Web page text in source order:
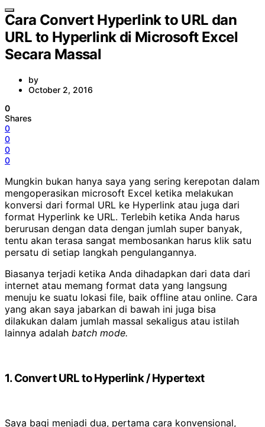
Cara Convert Hyperlink to URL dan
URL to Hyperlink di Microsoft Excel
Secara Massal
by
October 2, 2016
0
Shares
0
0
0
0
Mungkin bukan hanya saya yang sering kerepotan dalam
mengoperasikan microsoft Excel ketika melakukan
konversi dari formal URL ke Hyperlink atau juga dari
format Hyperlink ke URL. Terlebih ketika Anda harus
berurusan dengan data dengan jumlah super banyak,
tentu akan terasa sangat membosankan harus klik satu
persatu di setiap langkah pengulangannya.
Biasanya terjadi ketika Anda dihadapkan dari data dari
internet atau memang format data yang langsung
menuju ke suatu lokasi file, baik offline atau online. Cara
yang akan saya jabarkan di bawah ini juga bisa
dilakukan dalam jumlah massal sekaligus atau istilah
lainnya adalah batch mode.
1. Convert URL to Hyperlink / Hypertext
Saya bagi menjadi dua, pertama cara konvensional,